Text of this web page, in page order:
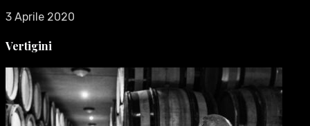
3 Aprile 2020
Vertigini